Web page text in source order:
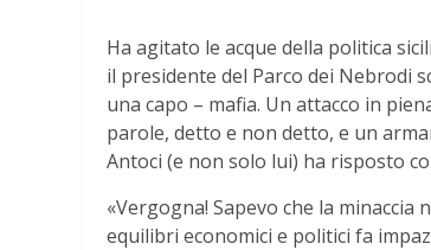
Ha agitato le acque della politica
il presidente del Parco dei Nebrodi
una capo – mafia. Un attacco in
parole, detto e non detto, e un
Antoci (e non solo lui) ha risposto
«Vergogna! Sapevo che la
equilibri economici e politici fa